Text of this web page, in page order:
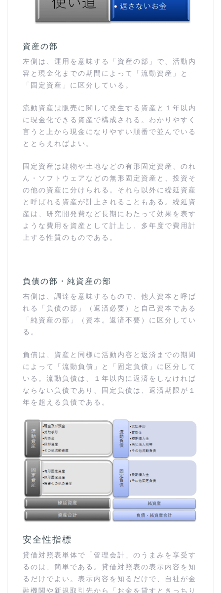
資産の部
左側は、運用を意味する「資産の部」で、活動内
容と現金化までの期間によって「流動資産」と
「固定資産」に区分している。
流動資産は販売に関して発生する資産と１年以内
に現金化できる資産で構成される。わかりやすく
言うと上から現金になりやすい順番で並んでいる
ととらえればよい。
固定資産は建物や土地などの有形固定資産、のれ
ん・ソフトウェアなどの無形固定資産と、投資そ
の他の資産に分けられる。それら以外に繰延資産
と呼ばれる資産が計上されることもある。繰延資
産は、研究開発費など長期にわたって効果を表す
ような費用を資産として計上し、多年度で費用計
上する性質のものである。
負債の部・純資産の部
右側は、調達を意味するもので、他人資本と呼ば
れる「負債の部」（返済必要）と自己資本である
「純資産の部」（資本。返済不要）に区分してい
る。
負債は、資産と同様に活動内容と返済までの期間
によって「流動負債」と「固定負債」に区分して
いる。流動負債は、１年以内に返済をしなければ
ならない負債であり、固定負債は、返済期限が１
年を超える負債である。
安全性指標
貸借対照表単体で「管理会計」のうまみを享受す
るのは、簡単である。貸借対照表の表示内容を知
るだけでよい。表示内容を知るだけで、自社が金
融機関や新規取引先から「お金を貸すときっちり